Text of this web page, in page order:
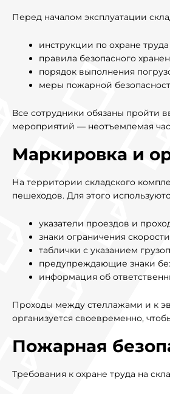
Перед началом эксплуатации
инструкции по охране
правила безопасного
порядок выполнения
меры пожарной
Все сотрудники обязаны пройти
мероприятий — неотъемлемая
Маркировка и
На территории складского
пешеходов. Для этого
указатели проездов и
знаки ограничения
таблички с указанием
предупреждающие знаки
информация об
Проходы между стеллажами и к
организуется своевременно,
Пожарная
Требования к охране труда на